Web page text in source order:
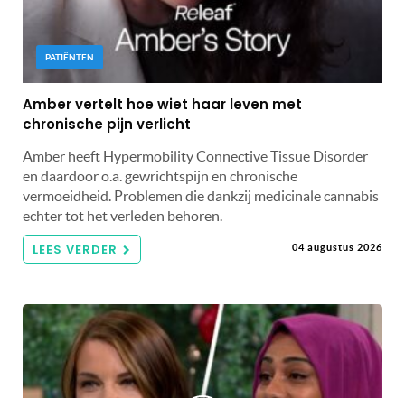
PATIËNTEN
Amber vertelt hoe wiet haar leven met
chronische pijn verlicht
Amber heeft Hypermobility Connective Tissue Disorder
en daardoor o.a. gewrichtspijn en chronische
vermoeidheid. Problemen die dankzij medicinale cannabis
echter tot het verleden behoren.
LEES VERDER 04 augustus 2026